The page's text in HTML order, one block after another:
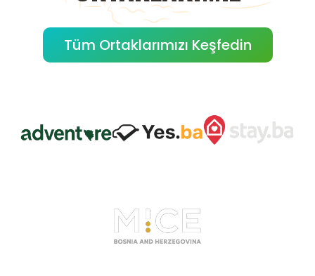
Tüm Ortaklarımızı Keşfedin